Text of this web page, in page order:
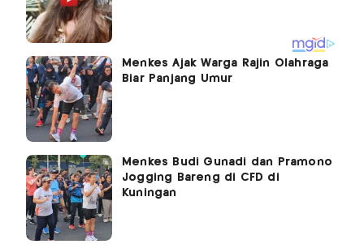
Menkes Ajak Warga Rajin Olahraga
Biar Panjang Umur
Menkes Budi Gunadi dan Pramono
Jogging Bareng di CFD di
Kuningan